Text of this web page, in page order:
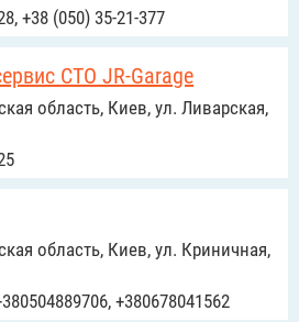
+38 (050) 35-21-377
СТО JR-Garage
область, Киев, ул. Ливарская,
область, Киев, ул. Криничная,
+380678041562